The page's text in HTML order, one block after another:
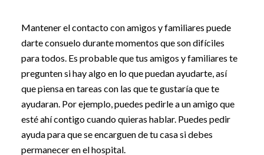
Mantener el contacto con amigos y familiares puede
darte consuelo durante momentos que son difíciles
para todos. Es probable que tus amigos y familiares te
pregunten si hay algo en lo que puedan ayudarte, así
que piensa en tareas con las que te gustaría que te
ayudaran. Por ejemplo, puedes pedirle a un amigo que
esté ahí contigo cuando quieras hablar. Puedes pedir
ayuda para que se encarguen de tu casa si debes
permanecer en el hospital.